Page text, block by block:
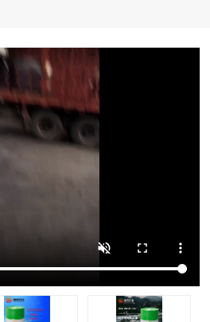
46+68号化妆级白油